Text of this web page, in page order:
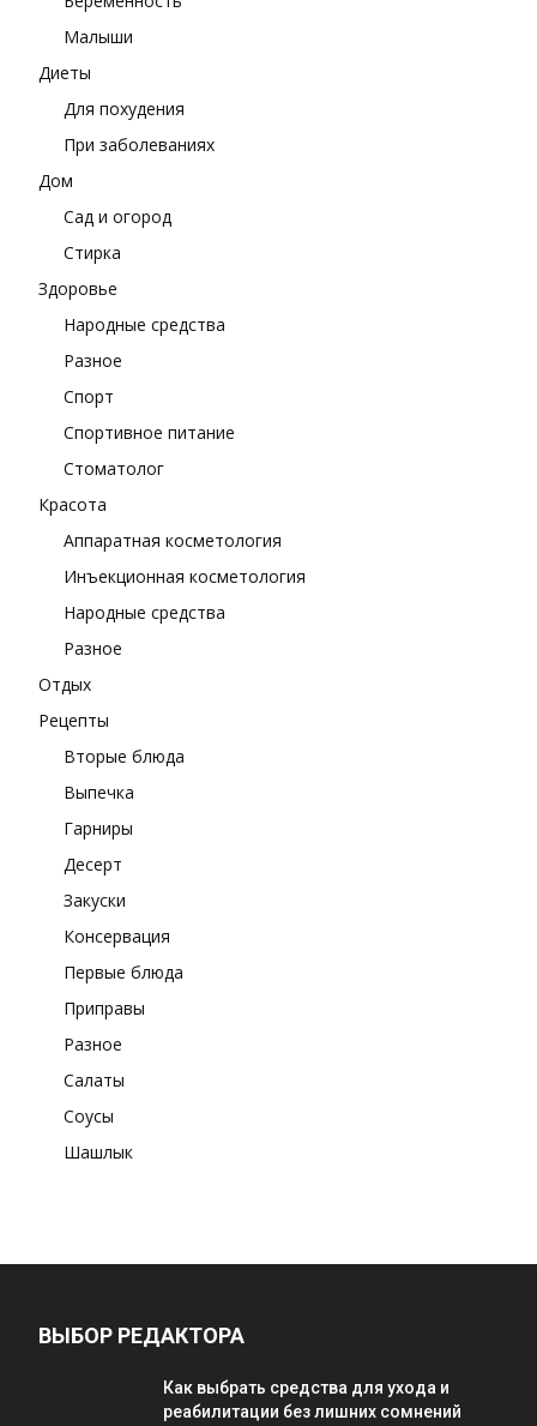
Малыши
Диеты
Для похудения
При заболеваниях
Дом
Сад и огород
Стирка
Здоровье
Народные средства
Разное
Спорт
Спортивное питание
Стоматолог
Красота
Аппаратная косметология
Инъекционная косметология
Народные средства
Разное
Отдых
Рецепты
Вторые блюда
Выпечка
Гарниры
Десерт
Закуски
Консервация
Первые блюда
Приправы
Разное
Салаты
Соусы
Шашлык
ВЫБОР РЕДАКТОРА
Как выбрать средства для ухода и
реабилитации без лишних сомнений